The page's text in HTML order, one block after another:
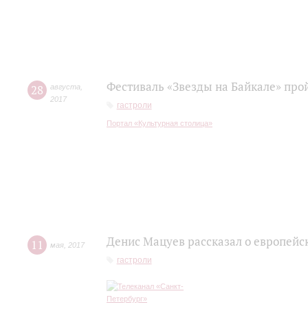
28 августа
2017
Фестиваль «Звезды на Байкале»
гастроли
Портал «Культурная столица»
11 мая 2017 Денис Мацуев рассказал о
гастроли